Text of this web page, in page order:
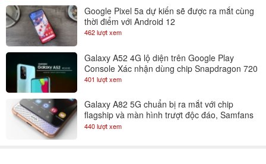
Google Pixel 5a dự kiến sẽ được ra mắt cùng
thời điểm với Android 12
462 lượt xem
Galaxy A52 4G lộ diện trên Google Play
Console Xác nhận dùng chip Snapdragon 720
401 lượt xem
Galaxy A82 5G chuẩn bị ra mắt với chip
flagship và màn hình trượt độc đáo, Samfans
gom lúa đi là vừa
440 lượt xem